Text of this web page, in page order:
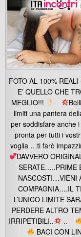
FOTO AL 100%
E’ QUELLO CHE
MEGLIO!!!
limiti una pantera
per soddisfare anche
pronta per tutti i
voglia …ti farò
DAVVERO
SERATE…..PRIME
NASCOSTI…VIENI
COMPAGNIA….IL
L’UNICO LIMITE
PERDERE ALTRO
IRRIPETIBILI..
..
BACI CON